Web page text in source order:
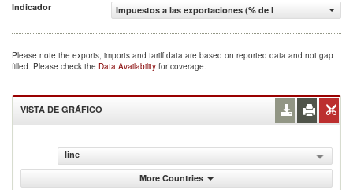
Indicador
Impuestos a las exportaciones (% de la recaudaci n
Please note the exports, imports and tariff data are based on reported data and not gap
filled. Please check the Data Availability for coverage.
VISTA DE GRÁFICO
line
More Countries